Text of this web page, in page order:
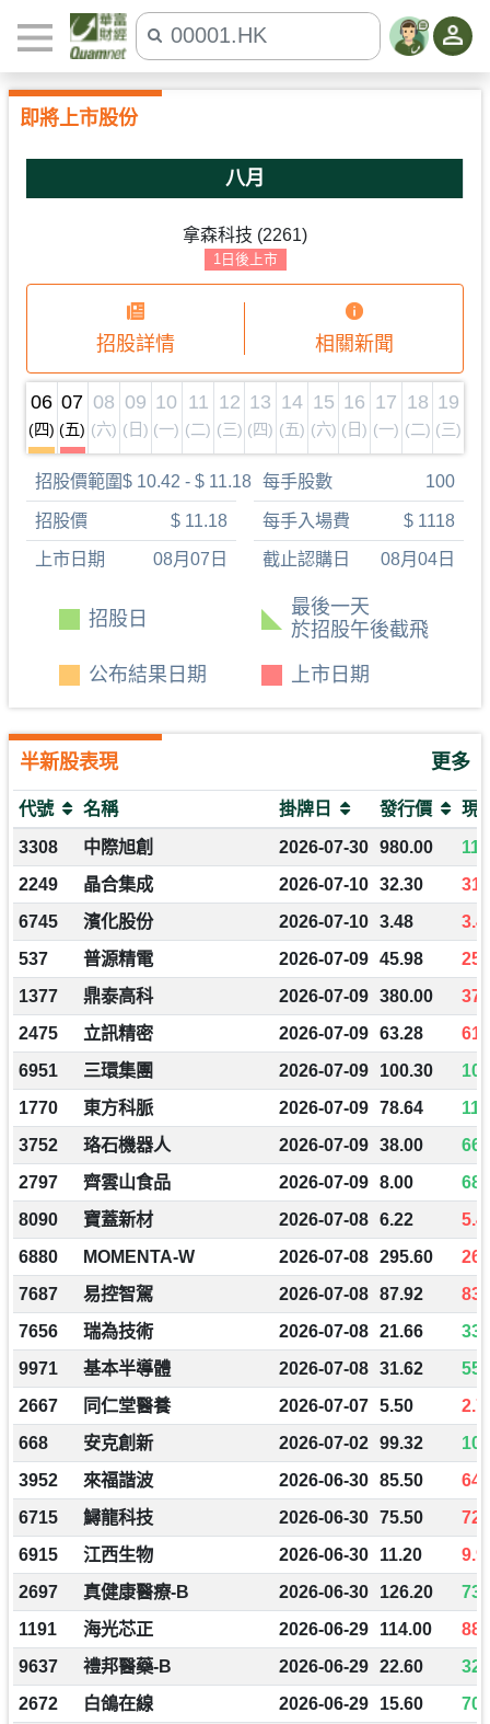
即將上市股份
八月
拿森科技 (2261)
1日後上市
招股詳情 相關新聞
06
(四)
07
(五)
08
(六)
09
(日)
10
(一)
11
(二)
12
(三)
13
(四)
14
(五)
15
(六)
16
(日)
17
(一)
18
(二)
19
(三)
招股價範圍$ 10.42 - $ 11.18 每手股數
100
招股價
$ 11.18 每手入場費 $ 1118
上市日期
08月 07 日 截止認購日 08月 04 日
招股日
最後一天
於招股午後截飛
公布結果日期 上市日期
半新股表現 更多
代號 名稱 掛牌日 發行價
現
3308
中際旭創 2026-07-30 980.00
2249
晶合集成 2026-07-10 32.30
6745
濱化股份 2026-07-10 3.48
537
普源精電 2026-07-09 45.98
1377
鼎泰高科 2026-07-09 380.00
2475
立訊精密 2026-07-09 63.28
6951
三環集團 2026-07-09 100.30
1770
東方科脈 2026-07-09 78.64
3752
珞石機器人 2026-07-09 38.00
2797
齊雲山食品 2026-07-09 8.00
8090
寶蓋新材 2026-07-08 6.22
6880
MOMENTA-W 2026-07-08 295.60
7687
易控智駕 2026-07-08 87.92
7656
瑞為技術 2026-07-08 21.66
9971
基本半導體 2026-07-08 31.62
2667
同仁堂醫養 2026-07-07 5.50
668
安克創新 2026-07-02 99.32
3952
來福諧波 2026-06-30 85.50
6715
鱘龍科技 2026-06-30 75.50
6915
江西生物 2026-06-30 11.20
2697
真健康醫療-B 2026-06-30 126.20
1191
海光芯正 2026-06-29 114.00
9637
禮邦醫藥-B 2026-06-29 22.60
2672
白鴿在線 2026-06-29 15.60